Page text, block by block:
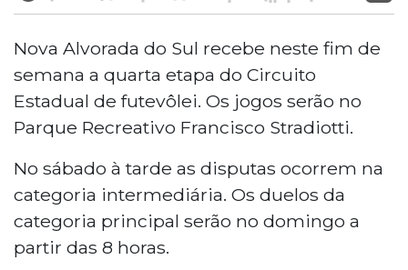
Nova Alvorada do Sul recebe neste fim de
semana a quarta etapa do Circuito
Estadual de futevôlei. Os jogos serão no
Parque Recreativo Francisco Stradiotti.
No sábado à tarde as disputas ocorrem na
categoria intermediária. Os duelos da
categoria principal serão no domingo a
partir das 8 horas.